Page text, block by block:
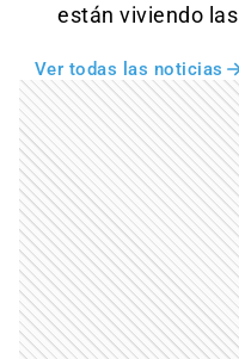
están viviendo
Ver todas las noticias